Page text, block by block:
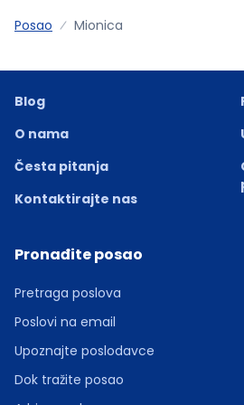
Posao Mionica
Blog
O nama
Česta pitanja
Kontaktirajte nas
Pronađite posao
Pretraga poslova
Poslovi na email
Upoznajte poslodavce
Dok tražite posao